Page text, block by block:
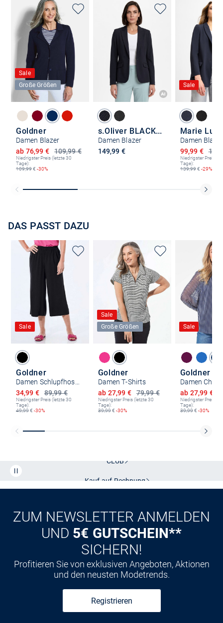
Sale
Große Größen
Goldner
Damen Blazer
109,99 €
Ermäßigter Preis
ab 76,99 €
Niedrigster Preis (letzte 30
Tage):
109,99€ -30%
s.Oliver BLACK LABEL
Damen Blazer
149,99 €
Sale
Marie
Damen Blazer
Ermäßigter
99,99 €
Niedrigster Preis
Tage):
139,99€ -29%
DAS PASST DAZU
Sale
Goldner
Damen Schlupfhosen - Kurzgröße
89,99 €
Ermäßigter Preis
34,99 €
Niedrigster Preis (letzte 30
Tage):
49,99€ -30%
Sale
Große Größen
Goldner
Damen T-Shirts
79,99 €
Ermäßigter Preis
ab 27,99 €
Niedrigster Preis (letzte 30
Tage):
39,99€ -30%
Sale
Goldner
Ermäßigter
ab 27,99 €
Niedrigster Preis
Tage):
39,99€ -30%
CLUB
Kauf auf Rechnung
ZUM NEWSLETTER ANMELDEN
UND 5€ GUTSCHEIN**
SICHERN!
Profitieren Sie von exklusiven Angeboten, Aktionen
und den neusten Modetrends.
Registrieren